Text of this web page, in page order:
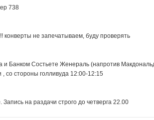
738
конверты не запечатываем, буду проверять
Банком Состьете Женераль (напротив
со стороны голливуда 12:00-12:15
на раздачи строго до четверга 22.00